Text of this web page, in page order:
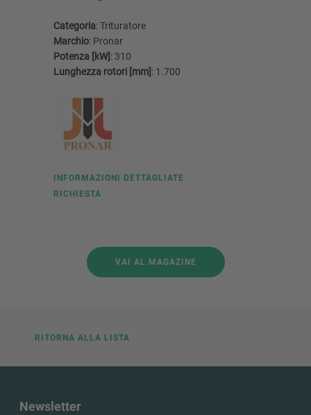
Categoria: Trituratore
Marchio: Pronar
Potenza [kW]: 310
Lunghezza rotori [mm]: 1.700
INFORMAZIONI DETTAGLIATE
RICHIESTA
VAI AL MAGAZINE
RITORNA ALLA LISTA
Newsletter